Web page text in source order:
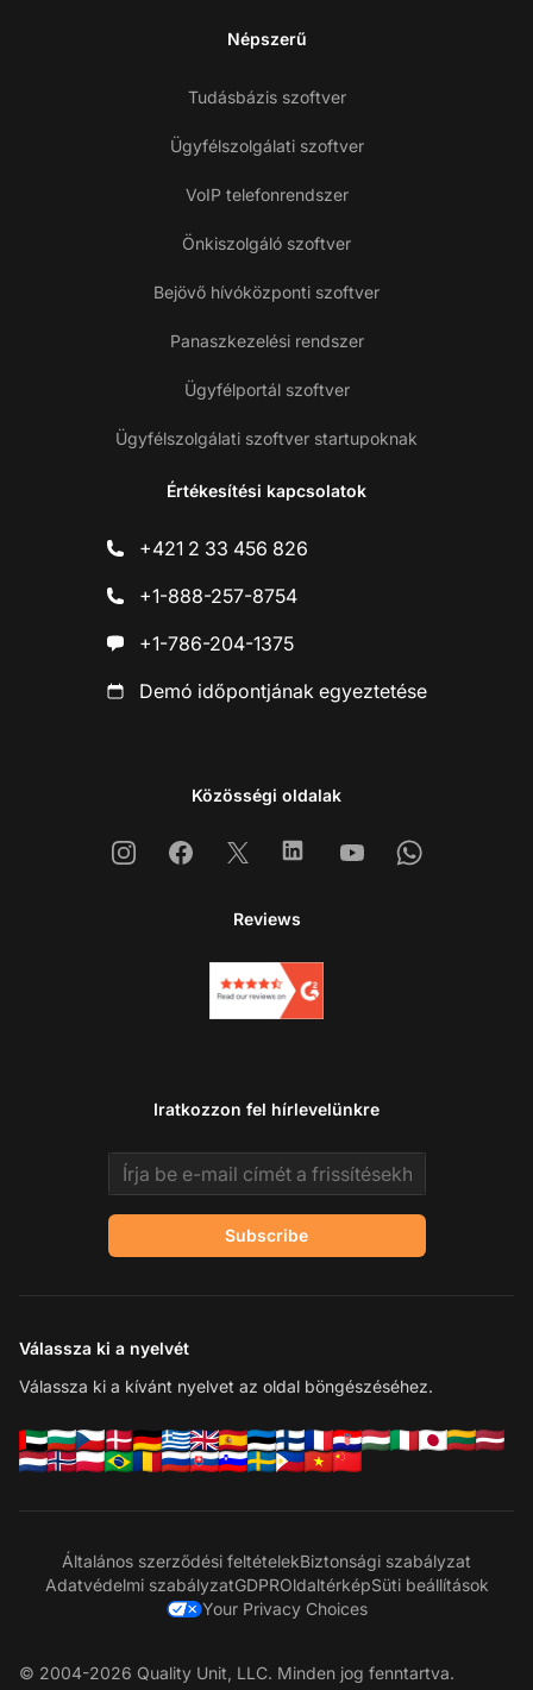
Népszerű
Tudásbázis szoftver
Ügyfélszolgálati szoftver
VoIP telefonrendszer
Önkiszolgáló szoftver
Bejövő hívóközponti szoftver
Panaszkezelési rendszer
Ügyfélportál szoftver
Ügyfélszolgálati szoftver startupoknak
Értékesítési kapcsolatok
+421 2 33 456 826
+1-888-257-8754
+1-786-204-1375
Demó időpontjának egyeztetése
Közösségi oldalak
InstagramFacebook
X LinkedinYoutubeWhatsapp
Reviews
Iratkozzon fel hírlevelünkre
Email address
Subscribe
Válassza ki a nyelvét
Válassza ki a kívánt nyelvet az oldal böngészéséhez.
Általános szerződési feltételekBiztonsági szabályzat
Adatvédelmi szabályzatGDPROldaltérképSüti beállítások
Your Privacy Choices
© 2004-2026 Quality Unit, LLC. Minden jog fenntartva.